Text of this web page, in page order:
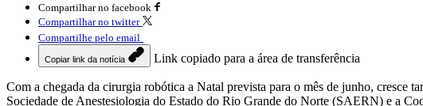
Compartilhar no facebook
Compartilhar no twitter
Compartilhe pelo email
Copiar link da notícia Link copiado para a área de transferência
Com a chegada da cirurgia robótica a Natal prevista para o mês de junho, cresce
Sociedade de Anestesiologia do Estado do Rio Grande do Norte (SAERN) e a